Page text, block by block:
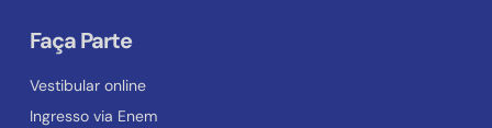
Faça Parte
Vestibular online
Ingresso via Enem